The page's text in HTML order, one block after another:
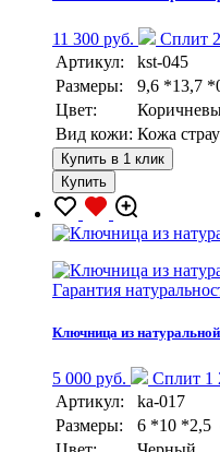
11 300 руб.
Сплит
Артикул:
kst-045
Размеры:
9,6 *13,7
Цвет:
Вид кожи: Кожа
Купить в 1 клик
Купить
Гарантия
Ключница из
5 000 руб.
Сплит 1
Артикул:
ka-017
Размеры:
6 *10 *2,5